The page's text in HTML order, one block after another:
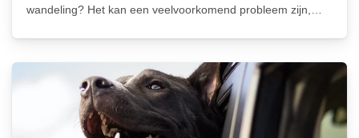
wandeling? Het kan een veelvoorkomend probleem zijn,
allergieën kunnen veroorzaken. Gelukkig zijn er enkele
stappen die je kunt...